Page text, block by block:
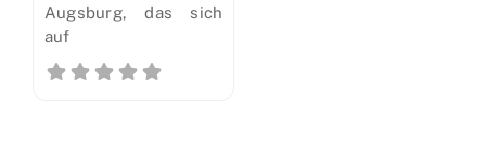
Augsburg, das sich
auf